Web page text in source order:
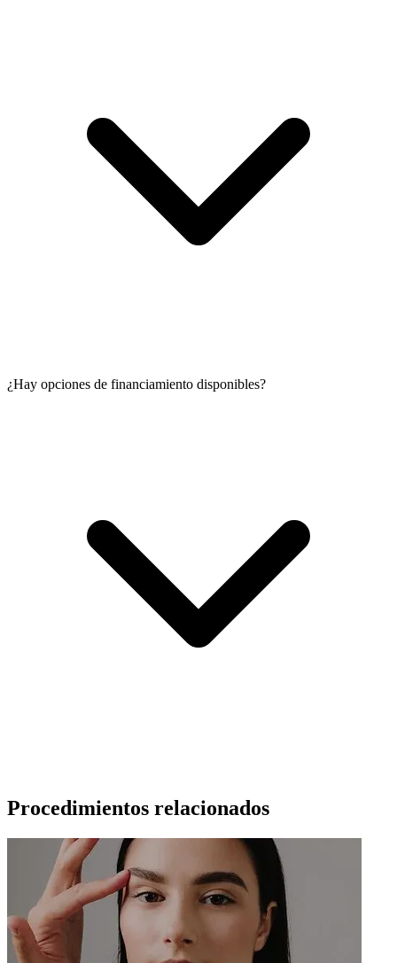
¿Hay opciones de financiamiento disponibles?
Procedimientos relacionados